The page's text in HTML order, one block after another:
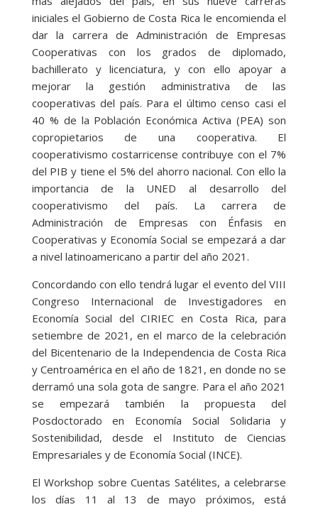
iniciales el Gobierno de Costa Rica le encomienda el
dar la carrera de Administración de Empresas
Cooperativas con los grados de diplomado,
bachillerato y licenciatura, y con ello apoyar a
mejorar la gestión administrativa de las
cooperativas del país. Para el último censo casi el
40 % de la Población Económica Activa (PEA) son
copropietarios de una cooperativa. El
cooperativismo costarricense contribuye con el 7%
del PIB y tiene el 5% del ahorro nacional. Con ello la
importancia de la UNED al desarrollo del
cooperativismo del país. La carrera de
Administración de Empresas con Énfasis en
Cooperativas y Economía Social se empezará a dar
a nivel latinoamericano a partir del año 2021.
Concordando con ello tendrá lugar el evento del VIII
Congreso Internacional de Investigadores en
Economía Social del CIRIEC en Costa Rica, para
setiembre de 2021, en el marco de la celebración
del Bicentenario de la Independencia de Costa Rica
y Centroamérica en el año de 1821, en donde no se
derramó una sola gota de sangre. Para el año 2021
se empezará también la propuesta del
Posdoctorado en Economía Social Solidaria y
Sostenibilidad, desde el Instituto de Ciencias
Empresariales y de Economía Social (INCE).
El Workshop sobre Cuentas Satélites, a celebrarse
los días 11 al 13 de mayo próximos, está